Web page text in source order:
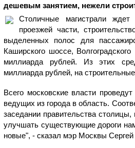
дешевым занятием, нежели
Столичные магистрали ждет
проезжей части,
выделенных полос для
Каширского шоссе,
миллиарда рублей. Из этих
миллиарда рублей, на
Всего московские власти
ведущих из города в область.
заседании правительства
улучшать существующие дороги
новые", - сказал мэр Москвы